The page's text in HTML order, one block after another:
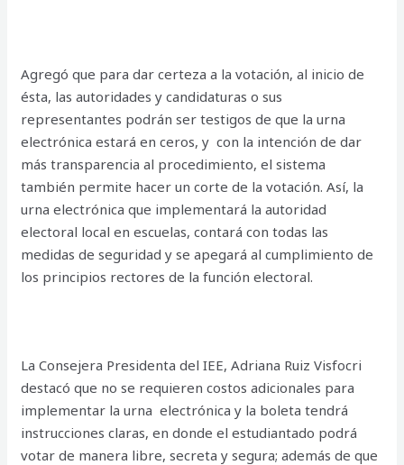
Agregó que para dar certeza a la votación, al inicio de
ésta, las autoridades y candidaturas o sus
representantes podrán ser testigos de que la urna
electrónica estará en ceros, y con la intención de dar
más transparencia al procedimiento, el sistema
también permite hacer un corte de la votación. Así, la
urna electrónica que implementará la autoridad
electoral local en escuelas, contará con todas las
medidas de seguridad y se apegará al cumplimiento de
los principios rectores de la función electoral.
La Consejera Presidenta del IEE, Adriana Ruiz Visfocri
destacó que no se requieren costos adicionales para
implementar la urna electrónica y la boleta tendrá
instrucciones claras, en donde el estudiantado podrá
votar de manera libre, secreta y segura; además de que